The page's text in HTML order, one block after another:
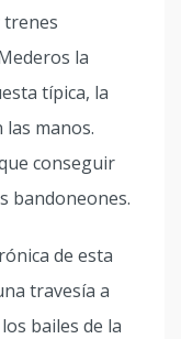
trenes
la
típica, la
las manos.
conseguir
bandoneones.
de esta
travesía a
bailes de la